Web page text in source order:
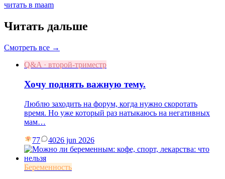
читать в maam
Читать дальше
Смотреть все →
Q&A · второй-триместр
Хочу поднять важную тему.
Люблю заходить на форум, когда нужно скоротать
время. Но уже который раз натыкаюсь на негативных
мам…
77 4026 jun 2026
Беременность